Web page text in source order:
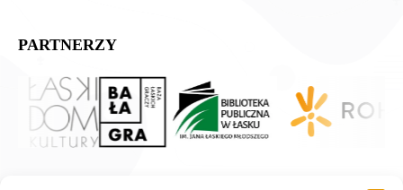
PARTNERZY